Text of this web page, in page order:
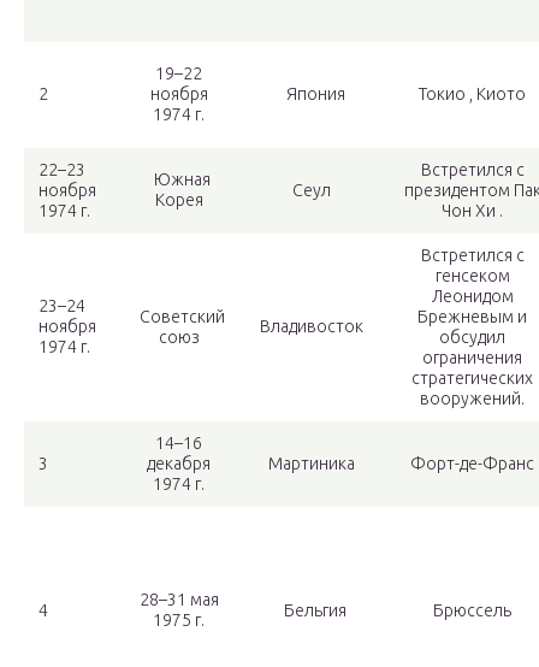
2
19–22
ноября
1974 г.
Япония Токио , Киото
22–23
ноября
1974 г.
Южная
Корея
Сеул
Встретился с
президентом
Чон Хи .
23–24
ноября
1974 г.
Советский
союз
Владивосток
Встретился с
генсеком
Леонидом
Брежневым и
обсудил
ограничения
стратегических
вооружений.
3
14–16
декабря
1974 г.
Мартиника Форт-де-Франс
4
28–31 мая
1975 г.
Бельгия Брюссель